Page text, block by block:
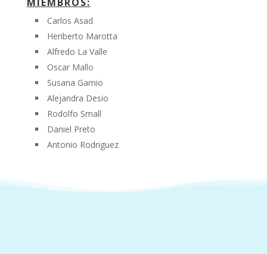
Carlos Asad
Heriberto Marotta
Alfredo La Valle
Oscar Mallo
Susana Gamio
Alejandra Desio
Rodolfo Small
Daniel Preto
Antonio Rodriguez